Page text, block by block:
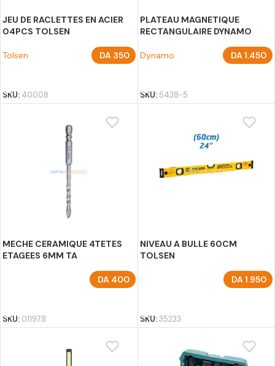
JEU DE RACLETTES EN ACIER
04PCS TOLSEN
Tolsen DA350
SKU: 40008
PLATEAU MAGNETIQUE
RECTANGULAIRE DYNAMO
Dynamo DA1.450
SKU: 5438-5
MECHE CERAMIQUE 4TETES
ETAGEES 6MM TA
DA400
SKU: 011978
NIVEAU A BULLE 60CM
TOLSEN
DA1.950
SKU:35233